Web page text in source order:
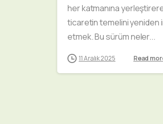
her katmanına
ticaretin temelini yeniden
etmek. Bu sürüm neler...
11 Aralık 2025 Read